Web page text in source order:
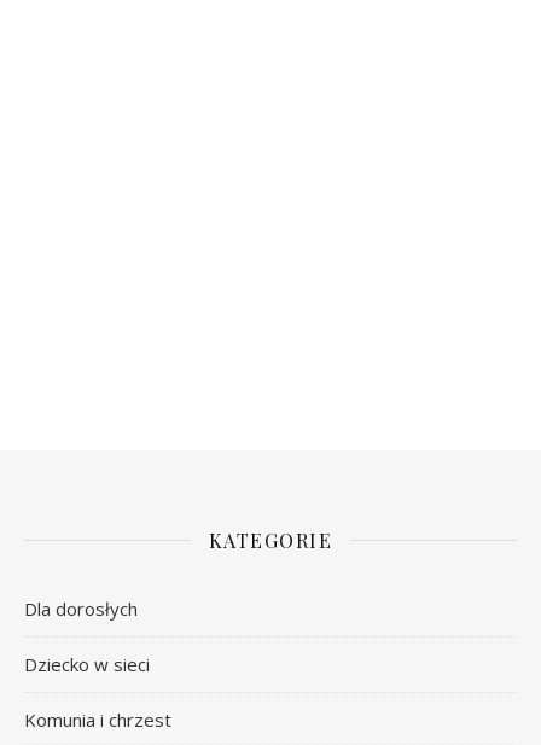
KATEGORIE
Dla dorosłych
Dziecko w sieci
Komunia i chrzest